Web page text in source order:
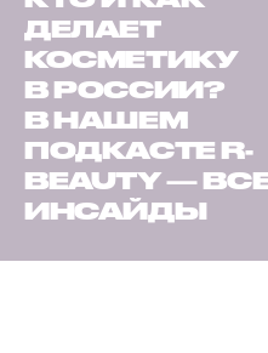
ДЕЛАЕТ
КОСМЕТИКУ
В РОССИИ?
В НАШЕМ
ПОДКАСТЕ R-
BEAUTY —
ИНСАЙДЫ